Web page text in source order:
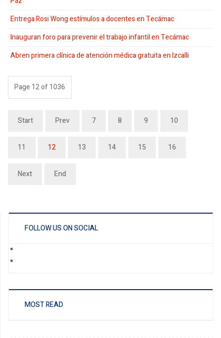
Entrega Rosi Wong estímulos a docentes en Tecámac
Inauguran foro para prevenir el trabajo infantil en Tecámac
Abren primera clínica de atención médica gratuita en Izcalli
Page 12 of 1036
Start Prev 7 8 9 10
11 12 13 14 15 16
Next End
FOLLOW US ON SOCIAL
MOST READ